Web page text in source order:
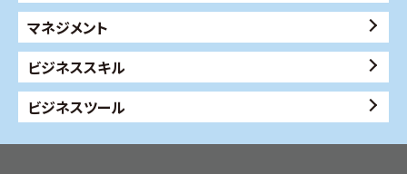
マネジメント
ビジネススキル
ビジネスツール